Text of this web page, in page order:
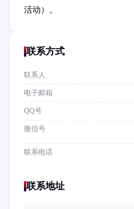
活动）。
联系方式
联系人
电子邮箱
QQ号
微信号
联系电话
联系地址